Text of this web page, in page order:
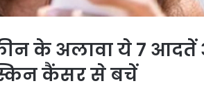
के अलावा ये 7
कैंसर से बचें